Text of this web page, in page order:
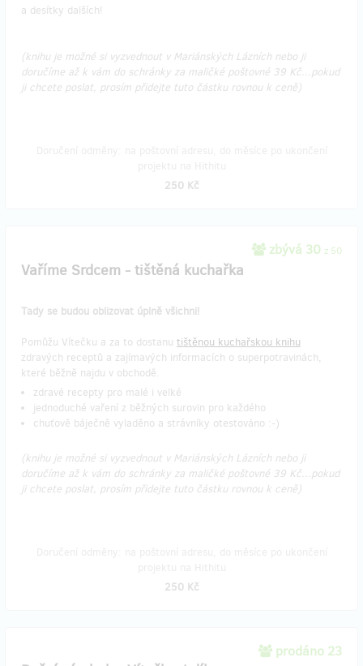
a desítky dalších!
(knihu je možné si vyzvednout v Mariánských Lázních nebo ji
doručíme až k vám do schránky za maličké poštovné 39 Kč...pokud
ji chcete poslat, prosím přidejte tuto částku rovnou k ceně)
250 Kč
zbývá 30 z 50
Vaříme Srdcem - tištěná kuchařka
Tady se budou oblizovat úplně všichni!
Pomůžu Vítečku a za to dostanu tištěnou kuchařskou knihu
zdravých receptů a zajímavých informacích o superpotravinách,
které běžně najdu v obchodě.
zdravé recepty pro malé i velké
jednoduché vaření z běžných surovin pro každého
chuťově báječně vyladěno a strávníky otestováno :-)
(knihu je možné si vyzvednout v Mariánských Lázních nebo ji
doručíme až k vám do schránky za maličké poštovné 39 Kč...pokud
ji chcete poslat, prosím přidejte tuto částku rovnou k ceně)
250 Kč
prodáno 23